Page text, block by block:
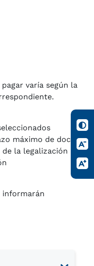
varía según la
máximo de doce
la legalización
informarán